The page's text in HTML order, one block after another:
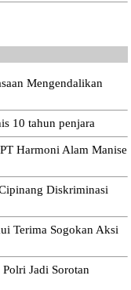
Mengendalikan
10 tahun penjara
Harmoni Alam Manise
Diskriminasi
Terima Sogokan Aksi
Jadi Sorotan